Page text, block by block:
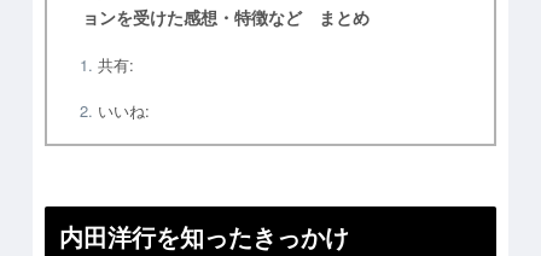
ョンを受けた感想・特徴など まとめ
共有:
いいね:
内田洋行を知ったきっかけ